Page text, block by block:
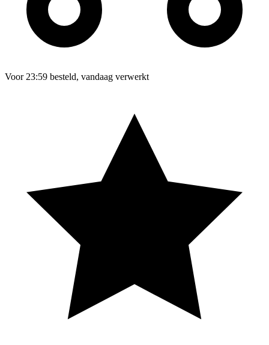
Voor 23:59 besteld, vandaag verwerkt